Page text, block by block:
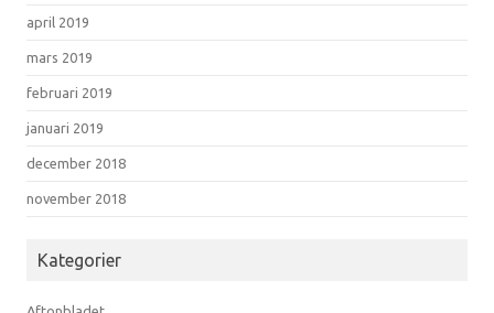
april 2019
mars 2019
februari 2019
januari 2019
december 2018
november 2018
Kategorier